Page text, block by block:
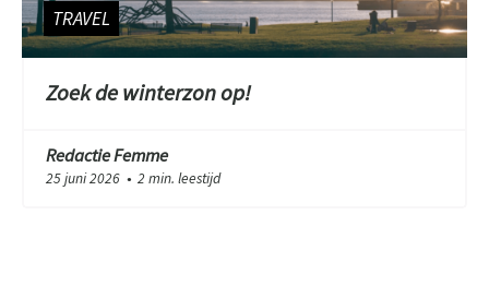
TRAVEL
Zoek de winterzon op!
Redactie Femme
25 juni 2026 ● 2 min. leestijd